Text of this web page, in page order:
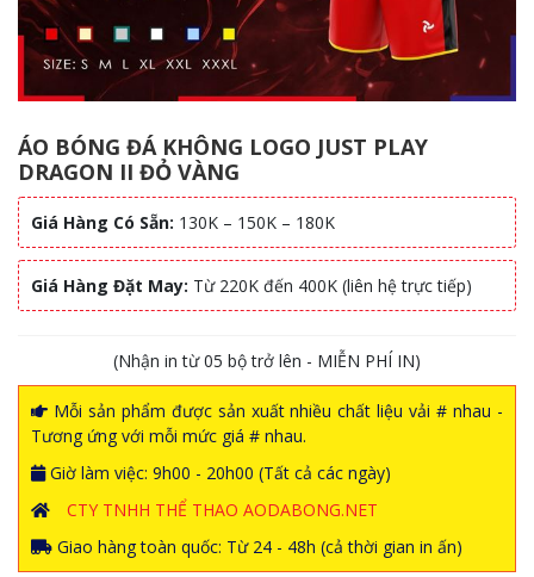
ÁO BÓNG ĐÁ KHÔNG LOGO JUST PLAY
DRAGON II ĐỎ VÀNG
Giá Hàng Có Sẵn: 130K – 150K – 180K
Giá Hàng Đặt May: Từ 220K đến 400K (liên hệ trực tiếp)
(Nhận in từ 05 bộ trở lên - MIỄN PHÍ IN)
Mỗi sản phẩm được sản xuất nhiều chất liệu vải # nhau -
Tương ứng với mỗi mức giá # nhau.
Giờ làm việc: 9h00 - 20h00 (Tất cả các ngày)
CTY TNHH THỂ THAO AODABONG.NET
Giao hàng toàn quốc: Từ 24 - 48h (cả thời gian in ấn)